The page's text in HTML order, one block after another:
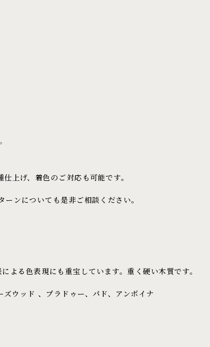
上げ、着色のご対応も可能です。
ンについても是非ご相談ください。
よる色表現にも重宝しています。重く硬い木質です。
ウッド 、プラドゥー、パド、アンボイナ